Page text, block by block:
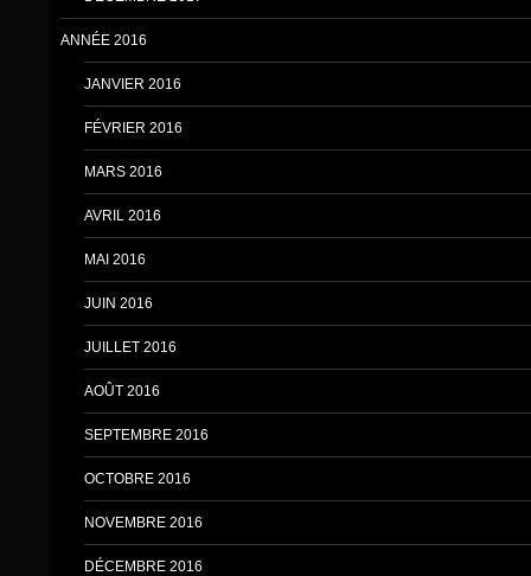
ANNÉE 2016
JANVIER 2016
FÉVRIER 2016
MARS 2016
AVRIL 2016
MAI 2016
JUIN 2016
JUILLET 2016
AOÛT 2016
SEPTEMBRE 2016
OCTOBRE 2016
NOVEMBRE 2016
DÉCEMBRE 2016